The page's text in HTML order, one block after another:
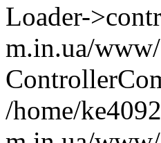
Loader-
m.in.ua/
/home/